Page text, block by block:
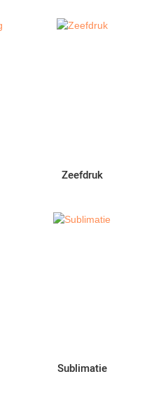
Zeefdruk
Sublimatie